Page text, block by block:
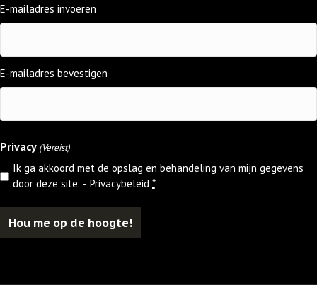
E-
mailadres
E-mailadres invoeren
E-mailadres bevestigen
Privacy (Vereist)
Ik ga akkoord met de opslag en behandeling van mijn gegevens
door deze site. - Privacybeleid *